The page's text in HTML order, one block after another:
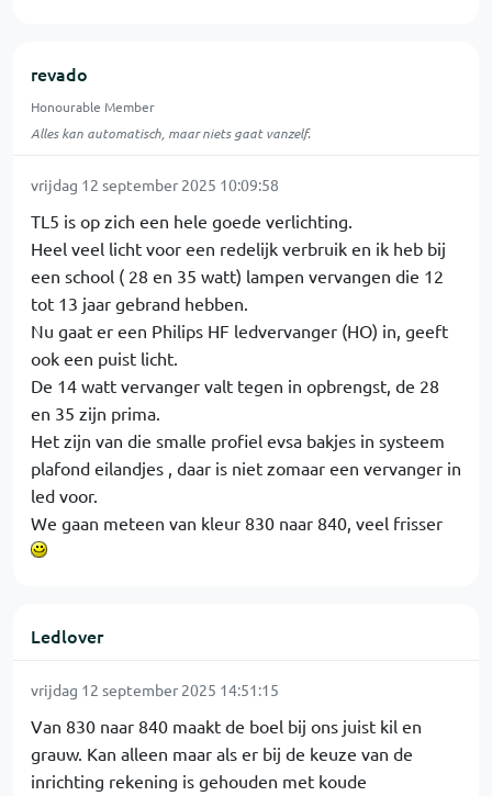
revado
Honourable Member
Alles kan automatisch, maar niets gaat vanzelf.
vrijdag 12 september 2025 10:09:58
TL5 is op zich een hele goede verlichting.
Heel veel licht voor een redelijk verbruik en ik heb bij
een school ( 28 en 35 watt) lampen vervangen die 12
tot 13 jaar gebrand hebben.
Nu gaat er een Philips HF ledvervanger (HO) in, geeft
ook een puist licht.
De 14 watt vervanger valt tegen in opbrengst, de 28
en 35 zijn prima.
Het zijn van die smalle profiel evsa bakjes in systeem
plafond eilandjes , daar is niet zomaar een vervanger in
led voor.
We gaan meteen van kleur 830 naar 840, veel frisser
Ledlover
vrijdag 12 september 2025 14:51:15
Van 830 naar 840 maakt de boel bij ons juist kil en
grauw. Kan alleen maar als er bij de keuze van de
inrichting rekening is gehouden met koude